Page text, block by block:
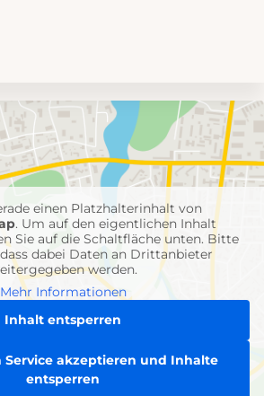
einen Platzhalterinhalt von
. Um auf den eigentlichen Inhalt
Sie auf die Schaltfläche unten. Bitte
dabei Daten an Drittanbieter
werden.
Mehr Informationen
Inhalt entsperren
Service akzeptieren und Inhalte
entsperren